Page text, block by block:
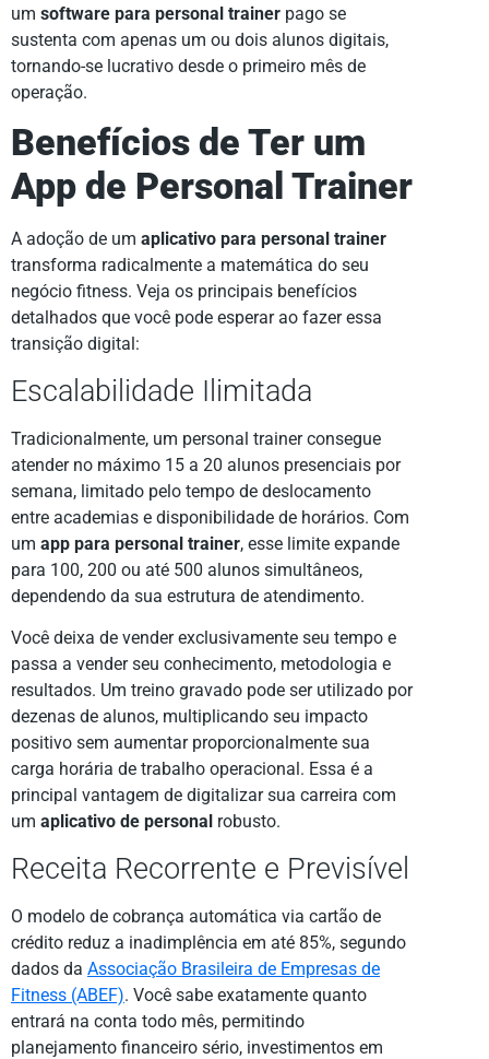
um software para personal trainer pago se
sustenta com apenas um ou dois alunos digitais,
tornando-se lucrativo desde o primeiro mês de
operação.
Benefícios de Ter um
App de Personal Trainer
A adoção de um aplicativo para personal trainer
transforma radicalmente a matemática do seu
negócio fitness. Veja os principais benefícios
detalhados que você pode esperar ao fazer essa
transição digital:
Escalabilidade Ilimitada
Tradicionalmente, um personal trainer consegue
atender no máximo 15 a 20 alunos presenciais por
semana, limitado pelo tempo de deslocamento
entre academias e disponibilidade de horários. Com
um app para personal trainer, esse limite expande
para 100, 200 ou até 500 alunos simultâneos,
dependendo da sua estrutura de atendimento.
Você deixa de vender exclusivamente seu tempo e
passa a vender seu conhecimento, metodologia e
resultados. Um treino gravado pode ser utilizado por
dezenas de alunos, multiplicando seu impacto
positivo sem aumentar proporcionalmente sua
carga horária de trabalho operacional. Essa é a
principal vantagem de digitalizar sua carreira com
um aplicativo de personal robusto.
Receita Recorrente e Previsível
O modelo de cobrança automática via cartão de
crédito reduz a inadimplência em até 85%, segundo
dados da Associação Brasileira de Empresas de
Fitness (ABEF). Você sabe exatamente quanto
entrará na conta todo mês, permitindo
planejamento financeiro sério, investimentos em